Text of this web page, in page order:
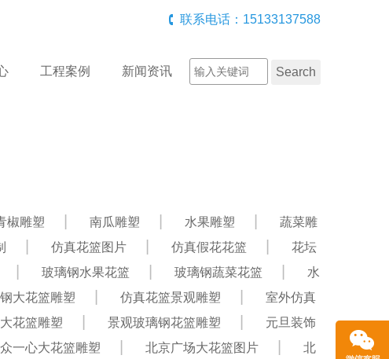
联系电话：15133137588
工程案例 新闻资讯
椒雕塑 南瓜雕塑 水果雕塑
蔬菜雕
仿真花篮图片 仿真假花花篮
花坛
玻璃钢水果花篮 玻璃钢蔬菜花篮
水
大花篮雕塑 仿真花篮景观雕塑
室外仿真
花篮雕塑 景观玻璃钢花篮雕塑
元旦装饰
一心大花篮雕塑 北京广场大花篮图片
北